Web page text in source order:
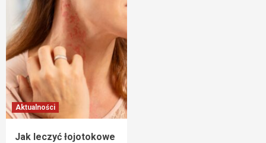
Aktualności
Jak leczyć łojotokowe